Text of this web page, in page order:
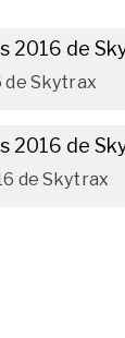
de Skytrax
de Skytrax